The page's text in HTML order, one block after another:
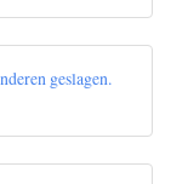
geslagen.